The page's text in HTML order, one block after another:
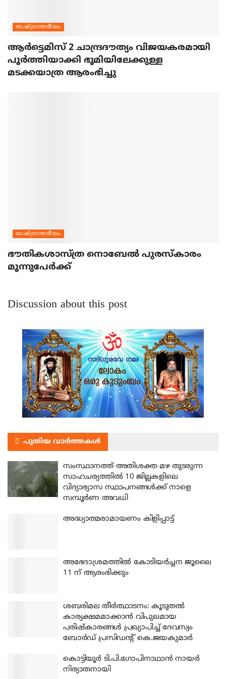
രാഷ്ട്രാന്തരീയം
ആര്‍ട്ടെമിസ് 2 ചാന്ദ്രദൗത്യം വിജയകരമായി
പൂര്‍ത്തിയാക്കി ഭൂമിയിലേക്കുള്ള
മടക്കയാത്ര ആരംഭിച്ചു
രാഷ്ട്രാന്തരീയം
ഭൗതികശാസ്ത്ര നൊബേല്‍ പുരസ്‌കാരം
മൂന്നുപേര്‍ക്ക്
Discussion about this post
പുതിയ വാർത്തകൾ
സംസ്ഥാനത്ത് അതിശക്ത മഴ തുടരുന്ന
സാഹചര്യത്തിൽ 10 ജില്ലകളിലെ
വിദ്യാഭ്യാസ സ്ഥാപനങ്ങൾക്ക് നാളെ
സമ്പൂർണ അവധി
അദ്ധ്യാത്മരാമായണം കിളിപ്പാട്ട്
അഭേദാശ്രമത്തില്‍ കോടിയര്‍ച്ചന ജൂലൈ
11 ന് ആരംഭിക്കും
ശബരിമല തീര്‍ത്ഥാടനം: കൂടുതല്‍
കാര്യക്ഷമമാക്കാന്‍ വിപുലമായ
പരിഷ്‌കാരങ്ങള്‍ പ്രഖ്യാപിച്ച് ദേവസ്വം
ബോര്‍ഡ് പ്രസിഡന്റ് കെ.ജയകുമാര്‍
കൊട്ടിയൂര്‍ ടി.പി.ഗോപിനാഥാന്‍ നായര്‍
നിര്യാതനായി